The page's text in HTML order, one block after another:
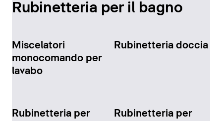
Rubinetteria per il bagno
Miscelatori
monocomando per
lavabo
Rubinetteria doccia
Rubinetteria per
Rubinetteria per